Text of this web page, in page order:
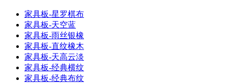
家具板-星罗棋布
家具板-天空蓝
家具板-雨丝银橡
家具板-直纹橡木
家具板-天高云淡
家具板-经典横纹
家具板-经典布纹